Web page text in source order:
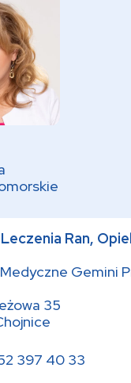
Ran,
Gemini
35
397 40 33